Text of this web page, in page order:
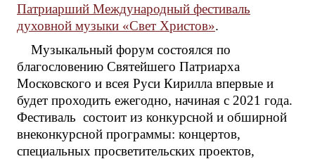
Патриарший Международный фестиваль
духовной музыки «Свет Христов».
Музыкальный форум состоялся по
благословению Святейшего Патриарха
Московского и всея Руси Кирилла впервые и
будет проходить ежегодно, начиная с 2021 года.
Фестиваль состоит из конкурсной и обширной
внеконкурсной программы: концертов,
специальных просветительских проектов,